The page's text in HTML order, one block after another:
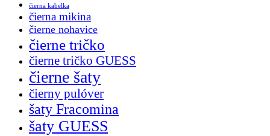
čierna kabelka
čierna mikina
čierne nohavice
čierne tričko
čierne tričko GUESS
čierne šaty
čierny pulóver
šaty Fracomina
šaty GUESS